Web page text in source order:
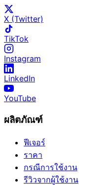
X (Twitter)
TikTok
Instagram
LinkedIn
YouTube
ผลิตภัณฑ์
ฟีเจอร์
ราคา
กรณีการใช้งาน
รีวิวจากผู้ใช้งาน